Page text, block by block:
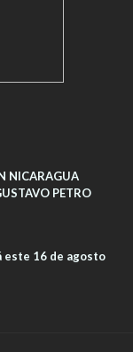
NICARAGUA
PETRO
este 16 de agosto